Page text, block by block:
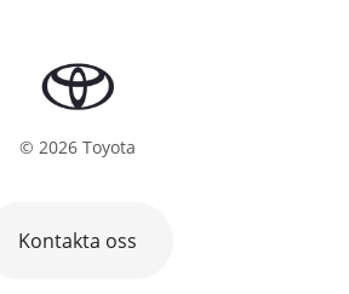
© 2026 Toyota
Kontakta oss